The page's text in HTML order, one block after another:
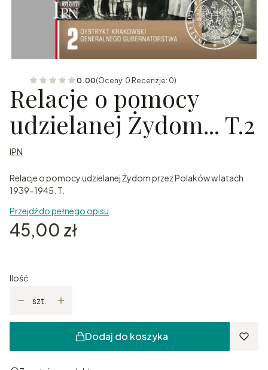
0.00(Oceny: 0 Recenzje: 0)
Relacje o pomocy
udzielanej Żydom... T.2
IPN
Relacje o pomocy udzielanej Żydom przez Polaków w latach
1939-1945. T.
Przejdź do pełnego opisu
Cena
45,00 zł
Ilość
szt.
Dodaj do koszyka